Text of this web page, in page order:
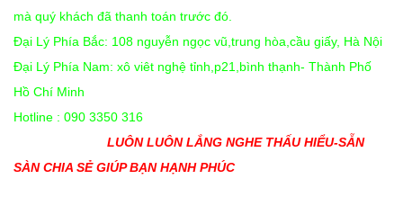
mà quý khách đã thanh toán trước đó.
Đại Lý Phía Bắc: 108 nguyễn ngọc vũ,trung hòa,cầu giấy, Hà Nội
Đại Lý Phía Nam: xô viêt nghệ tỉnh,p21,bình thạnh- Thành Phố
Hồ Chí Minh
Hotline : 090 3350 316
LUÔN LUÔN LẮNG NGHE THẤU HIỂU-SẴN
SÀN CHIA SẺ GIÚP BẠN HẠNH PHÚC